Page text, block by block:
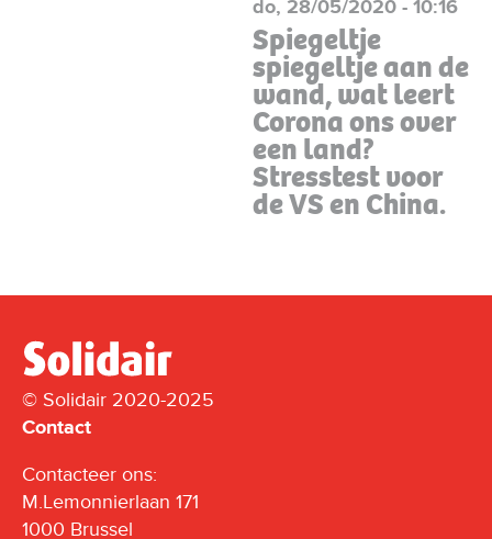
do, 28/05/2020 - 10:16
Spiegeltje
spiegeltje aan de
wand, wat leert
Corona ons over
een land?
Stresstest voor
de VS en China.
© Solidair 2020-2025
Contact
Contacteer ons:
M.Lemonnierlaan 171
1000 Brussel